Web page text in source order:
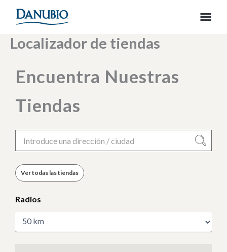
contenido
Localizador de tiendas
Encuentra Nuestras
Tiendas
Ver todas las tiendas
Radios